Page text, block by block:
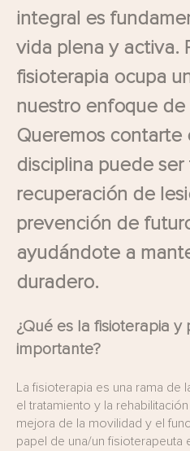
integral es
vida plena y activa.
fisioterapia ocupa
nuestro enfoque de
Queremos contarte
disciplina puede
recuperación de
prevención de
ayudándote a
duradero.
¿Qué es la fisioterapia y
importante?
La fisioterapia es una rama de
el tratamiento y la
mejora de la movilidad y el
papel de una/un fisioterapeuta